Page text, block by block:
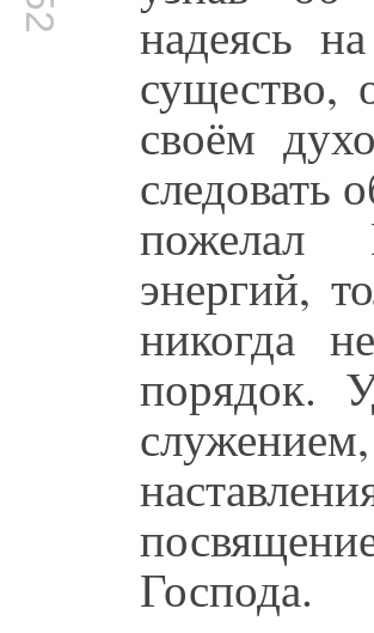
надеясь
существо,
своём
следовать
пожелал
энергий,
никогда
порядок.
Господа.